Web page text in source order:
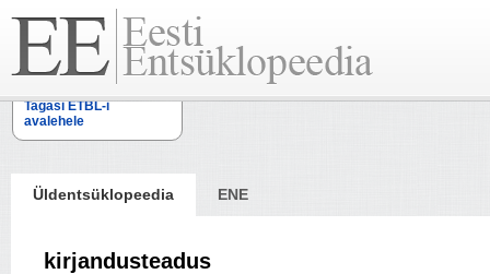
Tagasi ETBL-i
avalehele
Üldentsüklopeedia ENE
kirjandusteadus